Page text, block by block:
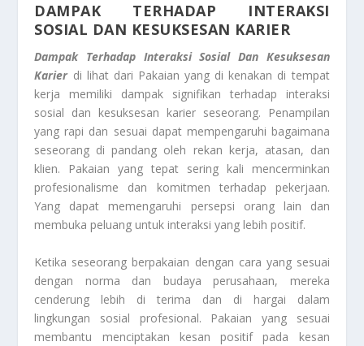
DAMPAK TERHADAP INTERAKSI
SOSIAL DAN KESUKSESAN KARIER
Dampak Terhadap Interaksi Sosial Dan Kesuksesan
Karierdi lihat dari Pakaian yang di kenakan di tempat
kerja memiliki dampak signifikan terhadap interaksi
sosial dan kesuksesan karier seseorang. Penampilan
yang rapi dan sesuai dapat mempengaruhi bagaimana
seseorang di pandang oleh rekan kerja, atasan, dan
klien. Pakaian yang tepat sering kali mencerminkan
profesionalisme dan komitmen terhadap pekerjaan.
Yang dapat memengaruhi persepsi orang lain dan
membuka peluang untuk interaksi yang lebih positif.
Ketika seseorang berpakaian dengan cara yang sesuai
dengan norma dan budaya perusahaan, mereka
cenderung lebih di terima dan di hargai dalam
lingkungan sosial profesional. Pakaian yang sesuai
membantu menciptakan kesan positif pada kesan